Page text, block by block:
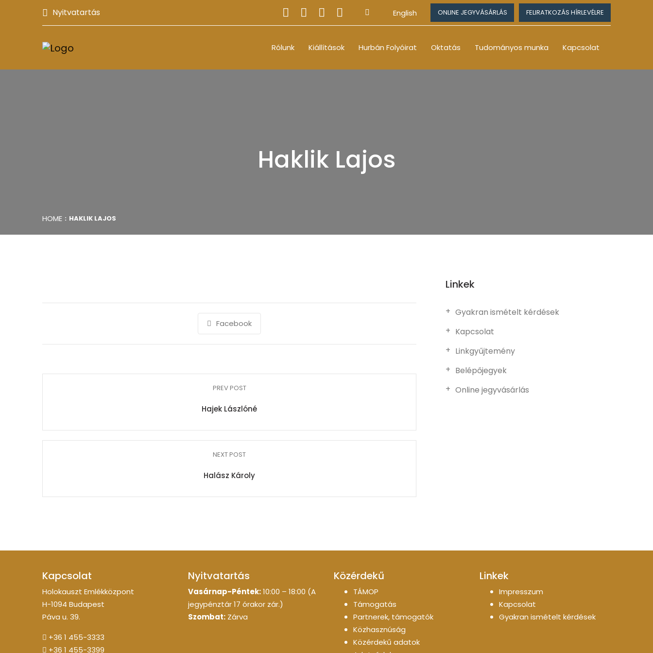
Nyitvatartás English ONLINE JEGYVÁSÁRLÁS FELIRATKOZÁS HÍRLEVÉLRE
Rólunk Kiállítások Hurbán Folyóirat Oktatás Tudományos munka Kapcsolat
Haklik Lajos
HOME HAKLIK LAJOS
Facebook
PREV POST
Hajek Lászlóné
NEXT POST
Halász Károly
Linkek
Gyakran ismételt kérdések
Kapcsolat
Linkgyűjtemény
Belépőjegyek
Online jegyvásárlás
Kapcsolat
Holokauszt Emlékközpont
H-1094 Budapest
Páva u. 39.
+36 1 455-3333
+36 1 455-3399
Nyitvatartás
Vasárnap-Péntek:10:00 – 18:00 (A
jegypénztár 17 órakor zár.)
Szombat: Zárva
Közérdekű
TÁMOP
Támogatás
Partnerek, támogatók
Közhasznúság
Közérdekű adatok
Linkek
Impresszum
Kapcsolat
Gyakran ismételt kérdések